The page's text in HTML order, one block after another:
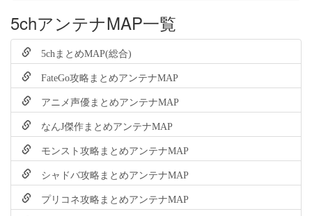
5chアンテナMAP一覧
5chまとめMAP(総合)
FateGo攻略まとめアンテナMAP
アニメ声優まとめアンテナMAP
なんJ傑作まとめアンテナMAP
モンスト攻略まとめアンテナMAP
シャドバ攻略まとめアンテナMAP
プリコネ攻略まとめアンテナMAP